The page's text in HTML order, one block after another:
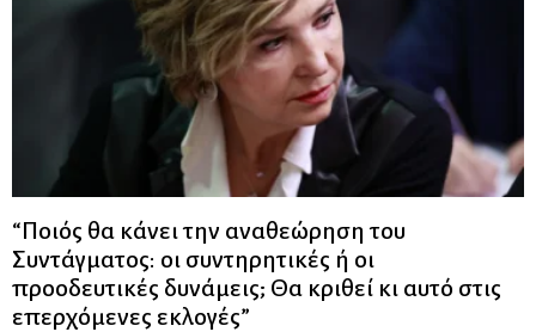
“Ποιός θα κάνει την αναθεώρηση του
Συντάγματος: οι συντηρητικές ή οι
προοδευτικές δυνάμεις; Θα κριθεί κι αυτό στις
επερχόμενες εκλογές”